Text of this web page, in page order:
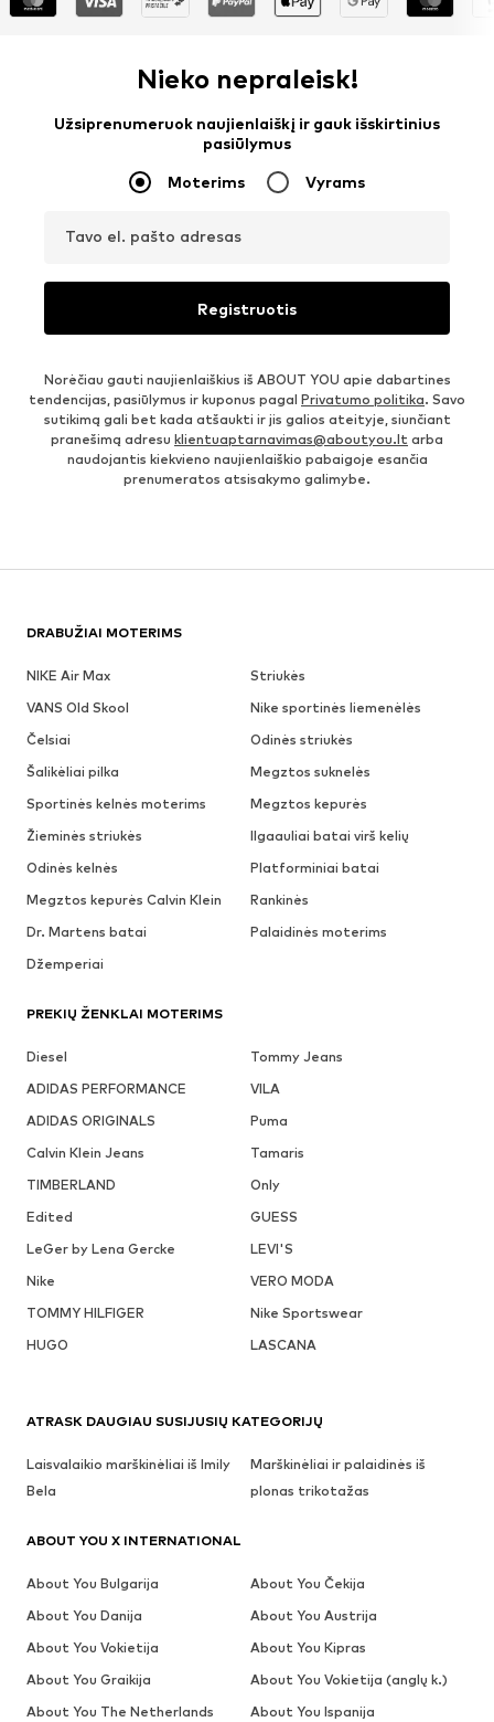
Nieko nepraleisk!
Užsiprenumeruok naujienlaiškį ir gauk išskirtinius
pasiūlymus
Moterims Vyrams
Tavo el. pašto adresas
Registruotis
Norėčiau gauti naujienlaiškius iš ABOUT YOU apie dabartines
tendencijas, pasiūlymus ir kuponus pagal Privatumo politika. Savo
sutikimą gali bet kada atšaukti ir jis galios ateityje, siunčiant
pranešimą adresu klientuaptarnavimas@aboutyou.lt arba
naudojantis kiekvieno naujienlaiškio pabaigoje esančia
prenumeratos atsisakymo galimybe.
DRABUŽIAI MOTERIMS
NIKE Air Max
Striukės
VANS Old Skool
Nike sportinės liemenėlės
Čelsiai
Odinės striukės
Šalikėliai pilka
Megztos suknelės
Sportinės kelnės moterims
Megztos kepurės
Žieminės striukės
Ilgaauliai batai virš kelių
Odinės kelnės
Platforminiai batai
Megztos kepurės Calvin Klein
Rankinės
Dr. Martens batai
Palaidinės moterims
Džemperiai
PREKIŲ ŽENKLAI MOTERIMS
Diesel
Tommy Jeans
ADIDAS PERFORMANCE
VILA
ADIDAS ORIGINALS
Puma
Calvin Klein Jeans
Tamaris
TIMBERLAND
Only
Edited
GUESS
LeGer by Lena Gercke
LEVI'S
Nike
VERO MODA
TOMMY HILFIGER
Nike Sportswear
HUGO
LASCANA
ATRASK DAUGIAU SUSIJUSIŲ KATEGORIJŲ
Laisvalaikio marškinėliai iš Imily
Bela
Marškinėliai ir palaidinės iš
plonas trikotažas
ABOUT YOU X INTERNATIONAL
About You Bulgarija
About You Čekija
About You Danija
About You Austrija
About You Vokietija
About You Kipras
About You Graikija
About You Vokietija (anglų k.)
About You The Netherlands
About You Ispanija